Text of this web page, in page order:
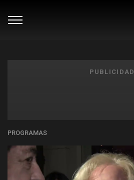
PUBLICIDAD
PROGRAMAS